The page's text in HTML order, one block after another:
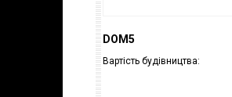
DOM5
Вартість будівництва: